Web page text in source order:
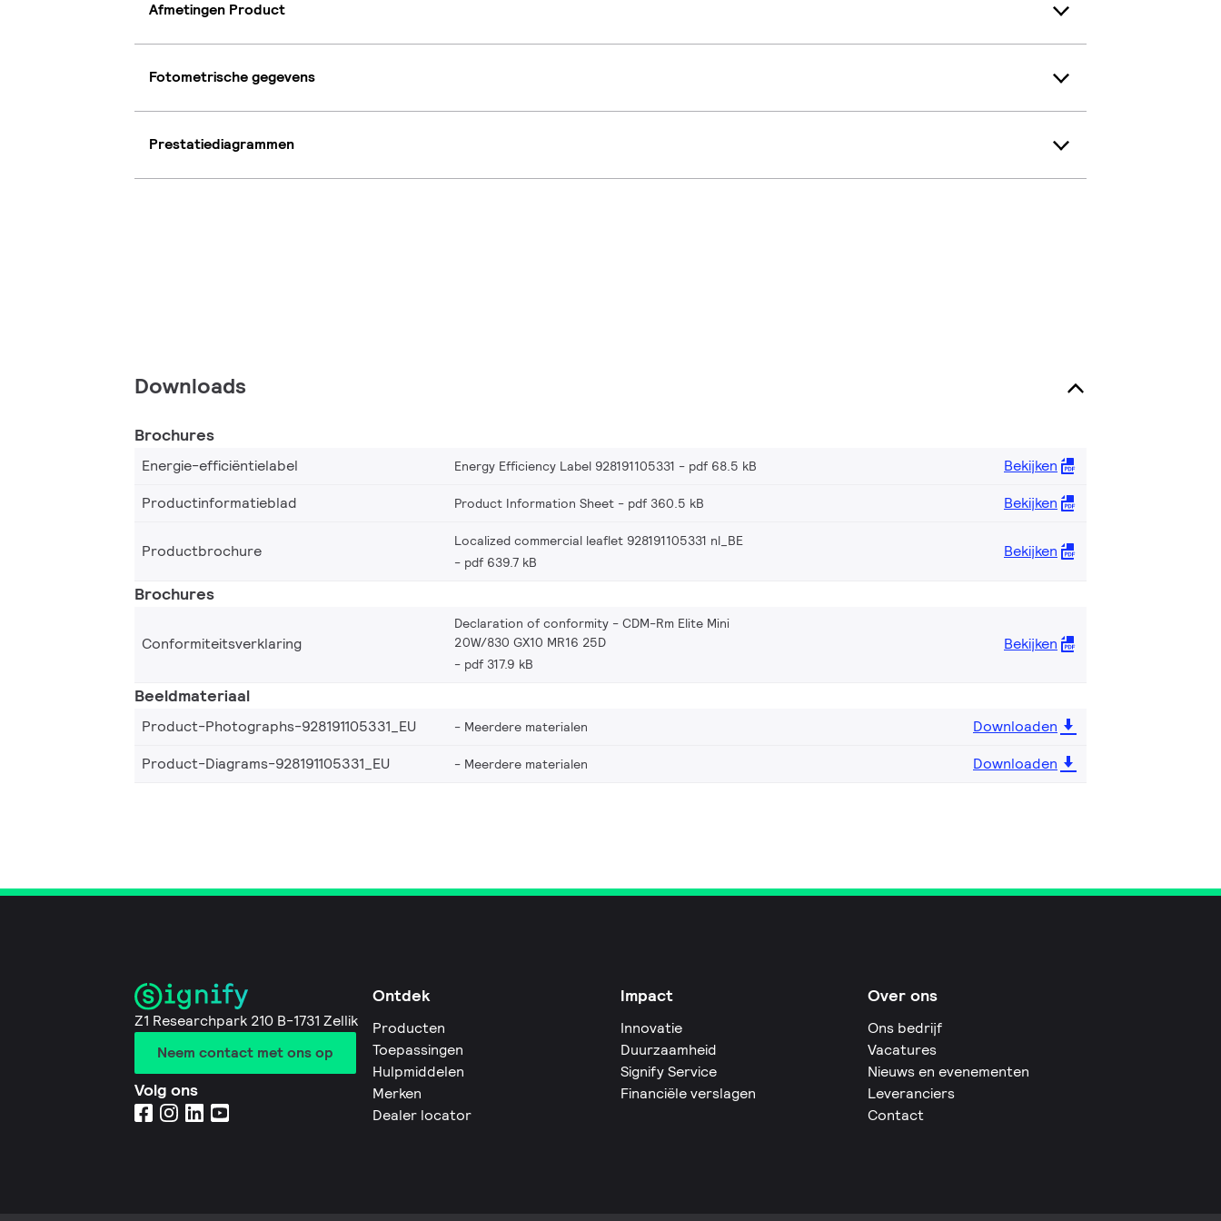
Afmetingen Product
Fotometrische gegevens
Prestatiediagrammen
Downloads
Brochures
Energie-efficiëntielabel Energy Efficiency Label 928191105331 pdf 68.5 kB
Bekijken
Productinformatieblad
Product Information Sheet pdf 360.5 kB Bekijken
Productbrochure
Localized commercial leaflet 928191105331 nl_BE
pdf 639.7 kB
Bekijken
Brochures
Conformiteitsverklaring
Declaration of conformity - CDM-Rm Elite Mini
20W/830 GX10 MR16 25D
pdf 317.9 kB
Bekijken
Beeldmateriaal
Product-Photographs-928191105331_EU Meerdere materialen
Downloaden
Product-Diagrams-928191105331_EU
Meerdere materialen Downloaden
Z1 Researchpark 210 B-1731 Zellik
Neem contact met ons op
Volg ons
Ontdek
Producten
Toepassingen
Hulpmiddelen
Merken
Dealer locator
Impact
Innovatie
Duurzaamheid
Signify Service
Financiële verslagen
Over ons
Ons bedrijf
Vacatures
Nieuws en evenementen
Leveranciers
Contact